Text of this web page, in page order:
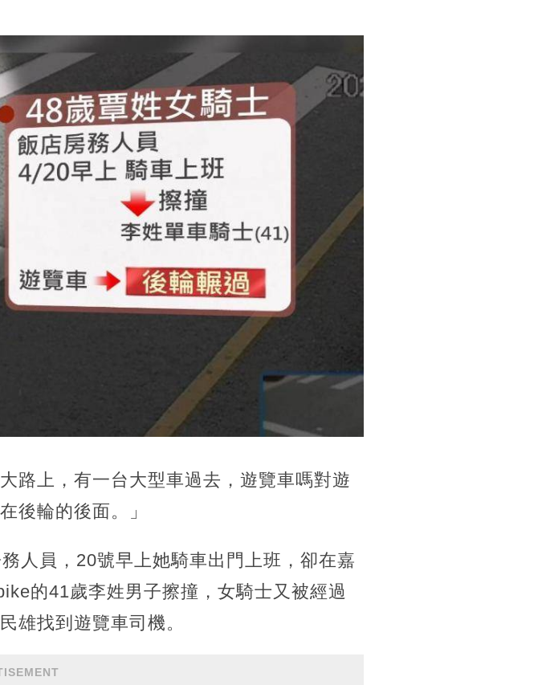
路上，有一台大型車過去，遊覽車嗎對遊
後輪的後面。」
人員，20號早上她騎車出門上班，卻在嘉
的41歲李姓男子擦撞，女騎士又被經過
雄找到遊覽車司機。